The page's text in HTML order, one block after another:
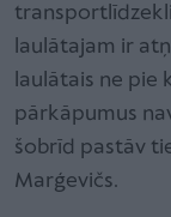
laulātajam ir
laulātais ne pie
pārkāpumus
šobrīd pastāv
Marģevičs.